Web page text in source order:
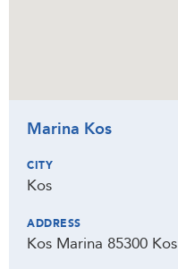
Marina Kos
CITY
Kos
ADDRESS
Kos Marina 85300 Kos